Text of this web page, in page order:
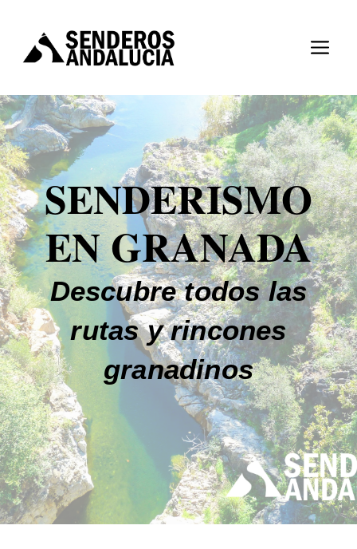
SENDERISMO
EN GRANADA
Descubre todos las
rutas y rincones
granadinos